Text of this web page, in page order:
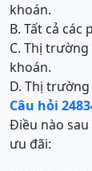
khoán.
B. Tất cả các
C. Thị
khoán.
D. Thị
Câu hỏi
Điều nào
ưu đãi: